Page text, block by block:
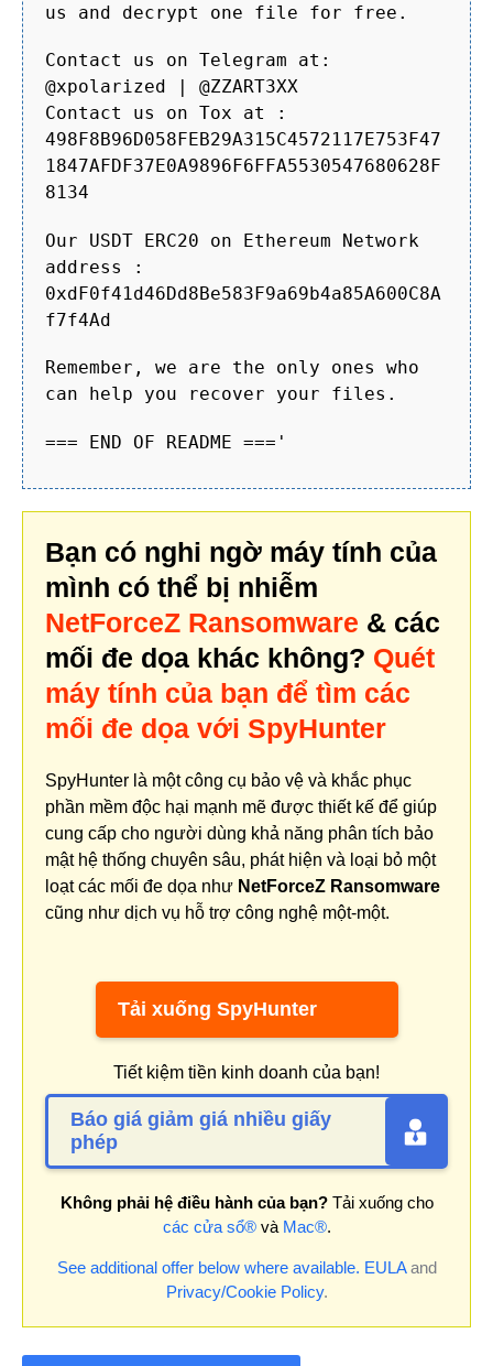
us and decrypt one file for free.
Contact us on Telegram at:
@xpolarized | @ZZART3XX
Contact us on Tox at :
498F8B96D058FEB29A315C4572117E753F47
1847AFDF37E0A9896F6FFA5530547680628F
8134
Our USDT ERC20 on Ethereum Network
address :
0xdF0f41d46Dd8Be583F9a69b4a85A600C8A
f7f4Ad
Remember, we are the only ones who
can help you recover your files.
=== END OF README ==='
Bạn có nghi ngờ máy tính của
mình có thể bị nhiễm
NetForceZ Ransomware & các
mối đe dọa khác không? Quét
máy tính của bạn để tìm các
mối đe dọa với SpyHunter
SpyHunter là một công cụ bảo vệ và khắc phục
phần mềm độc hại mạnh mẽ được thiết kế để giúp
cung cấp cho người dùng khả năng phân tích bảo
mật hệ thống chuyên sâu, phát hiện và loại bỏ một
loạt các mối đe dọa như NetForceZ Ransomware
cũng như dịch vụ hỗ trợ công nghệ một-một.
Tải xuống SpyHunter
Tiết kiệm tiền kinh doanh của bạn!
Báo giá giảm giá nhiều giấy
phép
Không phải hệ điều hành của bạn?Tải xuống cho
các cửa sổ®và Mac®.
See additional offer below where available. EULAand
Privacy/Cookie Policy.